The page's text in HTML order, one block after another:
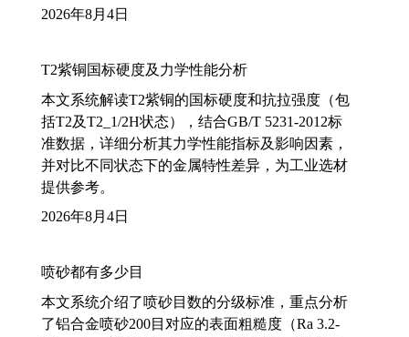
2026年8月4日
T2紫铜国标硬度及力学性能分析
本文系统解读T2紫铜的国标硬度和抗拉强度（包
括T2及T2_1/2H状态），结合GB/T 5231-2012标
准数据，详细分析其力学性能指标及影响因素，
并对比不同状态下的金属特性差异，为工业选材
提供参考。
2026年8月4日
喷砂都有多少目
本文系统介绍了喷砂目数的分级标准，重点分析
了铝合金喷砂200目对应的表面粗糙度（Ra 3.2-